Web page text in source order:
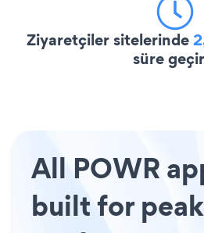
Ziyaretçiler sitelerinde
süre
All POWR
built for